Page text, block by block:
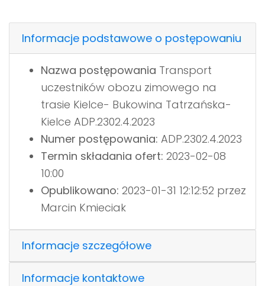
Informacje podstawowe o postępowaniu
Nazwa postępowania Transport
uczestników obozu zimowego na
trasie Kielce- Bukowina Tatrzańska-
Kielce ADP.2302.4.2023
Numer postępowania: ADP.2302.4.2023
Termin składania ofert: 2023-02-08
10:00
Opublikowano: 2023-01-31 12:12:52 przez
Marcin Kmieciak
Informacje szczegółowe
Informacje kontaktowe